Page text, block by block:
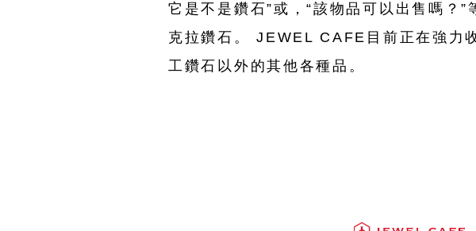
它是不是鑽石”或，“該物品可以出售嗎？
克拉鑽石。 JEWEL CAFE目前正在強力
工鑽石以外的其他各種品。